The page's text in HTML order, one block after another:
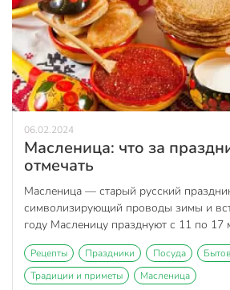
Масленица: что за
отмечать
06.02.2024
Масленица — старый русский
символизирующий проводы зимы и
году Масленицу празднуют с 11 по 17
Рецепты Праздники Посуда
Традиции и приметы
Масленица